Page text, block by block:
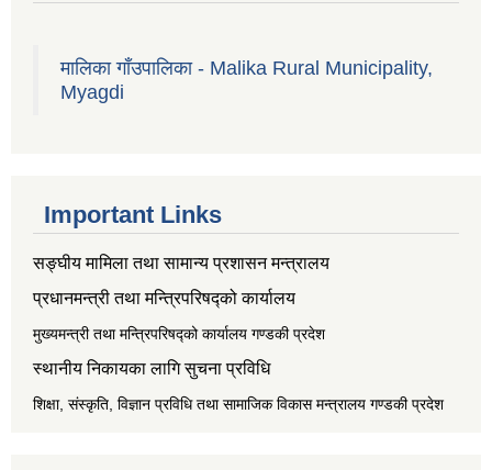
मालिका गाँउपालिका - Malika Rural Municipality,
Myagdi
Important Links
सङ्‍घीय मामिला तथा सामान्य प्रशासन मन्त्रालय
प्रधानमन्त्री तथा मन्त्रिपरिषद्को कार्यालय
मुख्यमन्त्री तथा मन्त्रिपरिषद्को कार्यालय गण्डकी प्रदेश
स्थानीय निकायका लागि सुचना प्रविधि
शिक्षा, संस्कृति, विज्ञान प्रविधि तथा सामाजिक विकास मन्त्रालय गण्डकी प्रदेश